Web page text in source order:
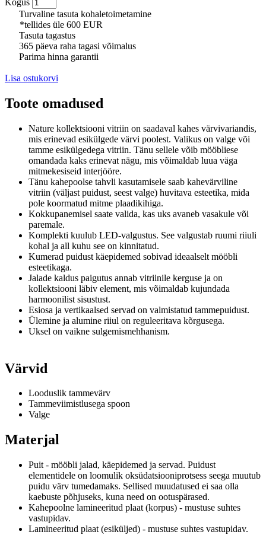
Turvaline tasuta kohaletoimetamine
*tellides üle 600 EUR
Tasuta tagastus
365 päeva raha tagasi võimalus
Parima hinna garantii
Lisa ostukorvi
Toote omadused
Nature kollektsiooni vitriin on saadaval kahes värvivariandis,
mis erinevad esikülgede värvi poolest. Valikus on valge või
tamme esikülgedega vitriin. Tänu sellele võib mööbliese
omandada kaks erinevat nägu, mis võimaldab luua väga
mitmekesiseid interjööre.
Tänu kahepoolse tahvli kasutamisele saab kahevärviline
vitriin (väljast puidust, seest valge) huvitava esteetika, mida
pole koormatud mitme plaadikihiga.
Kokkupanemisel saate valida, kas uks avaneb vasakule või
paremale.
Komplekti kuulub LED-valgustus. See valgustab ruumi riiuli
kohal ja all kuhu see on kinnitatud.
Kumerad puidust käepidemed sobivad ideaalselt mööbli
esteetikaga.
Jalade kaldus paigutus annab vitriinile kerguse ja on
kollektsiooni läbiv element, mis võimaldab kujundada
harmoonilist sisustust.
Esiosa ja vertikaalsed servad on valmistatud tammepuidust.
Ülemine ja alumine riiul on reguleeritava kõrgusega.
Uksel on vaikne sulgemismehhanism.
Värvid
Looduslik tammevärv
Tammeviimistlusega spoon
Valge
Materjal
Puit - mööbli jalad, käepidemed ja servad. Puidust
elementidele on loomulik oksüdatsiooniprotsess seega muutub
puidu värv tumedamaks. Sellised muudatused ei saa olla
kaebuste põhjuseks, kuna need on ootuspärased.
Kahepoolne lamineeritud plaat (korpus) - mustuse suhtes
vastupidav.
Lamineeritud plaat (esiküljed) - mustuse suhtes vastupidav.